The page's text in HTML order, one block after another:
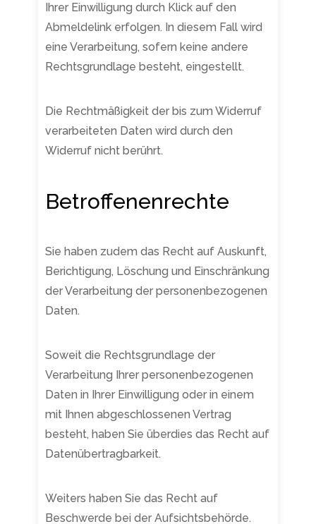
Ihrer Einwilligung durch Klick auf den
Abmeldelink erfolgen. In diesem Fall wird
eine Verarbeitung, sofern keine andere
Rechtsgrundlage besteht, eingestellt.
Die Rechtmäßigkeit der bis zum Widerruf
verarbeiteten Daten wird durch den
Widerruf nicht berührt.
Betroffenenrechte
Sie haben zudem das Recht auf Auskunft,
Berichtigung, Löschung und Einschränkung
der Verarbeitung der personenbezogenen
Daten.
Soweit die Rechtsgrundlage der
Verarbeitung Ihrer personenbezogenen
Daten in Ihrer Einwilligung oder in einem
mit Ihnen abgeschlossenen Vertrag
besteht, haben Sie überdies das Recht auf
Datenübertragbarkeit.
Weiters haben Sie das Recht auf
Beschwerde bei der Aufsichtsbehörde.